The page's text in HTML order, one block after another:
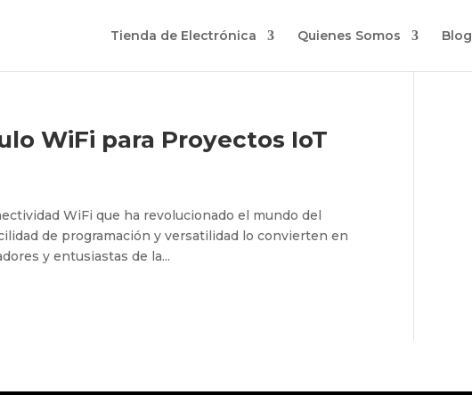
Tienda de Electrónica Quienes Somos Blog
WiFi para Proyectos IoT
WiFi que ha revolucionado el mundo del
de programación y versatilidad lo convierten en
y entusiastas de la...